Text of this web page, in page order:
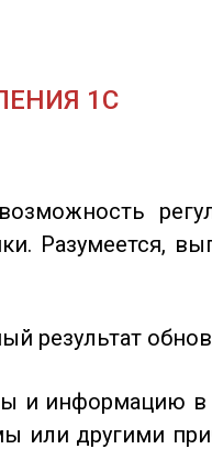
1С
Разумеется,
результат
и информацию в
или другими